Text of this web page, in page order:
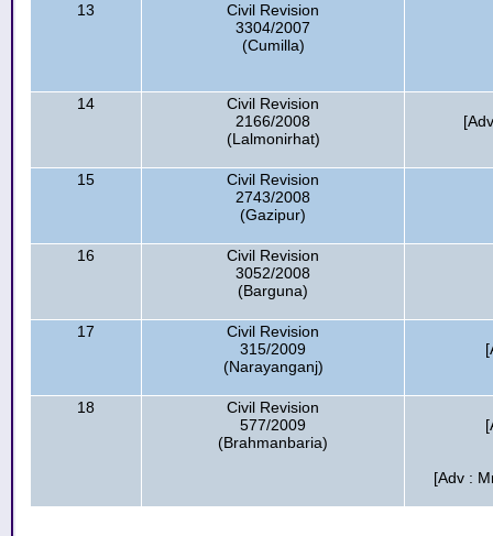
13
Civil Revision
3304/2007
(Cumilla)
14
Civil Revision
2166/2008
(Lalmonirhat)
15
Civil Revision
2743/2008
(Gazipur)
16
Civil Revision
3052/2008
(Barguna)
17
Civil Revision
315/2009
(Narayanganj)
18
Civil Revision
577/2009
(Brahmanbaria)
[Adv :